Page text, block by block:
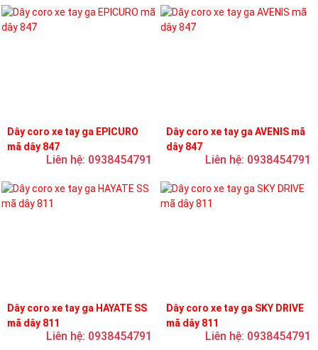
Dây coro xe tay ga EPICURO
mã dây 847
Liên hệ: 0938454791
Dây coro xe tay ga AVENIS mã
dây 847
Liên hệ: 0938454791
Dây coro xe tay ga HAYATE SS
mã dây 811
Liên hệ: 0938454791
Dây coro xe tay ga SKY DRIVE
mã dây 811
Liên hệ: 0938454791